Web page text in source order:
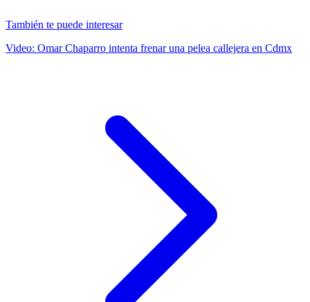
También te puede interesar
Video: Omar Chaparro intenta frenar una pelea callejera en Cdmx